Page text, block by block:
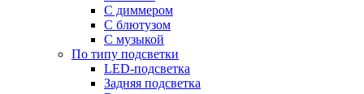
С диммером
С блютузом
С музыкой
По типу подсветки
LED-подсветка
Задняя подсветка